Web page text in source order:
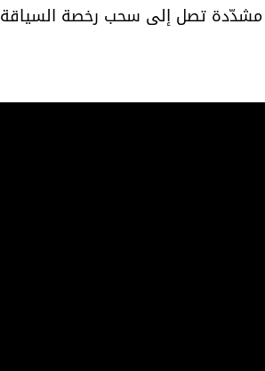
مشدّدة تصل إلى سحب رخصة السياقة